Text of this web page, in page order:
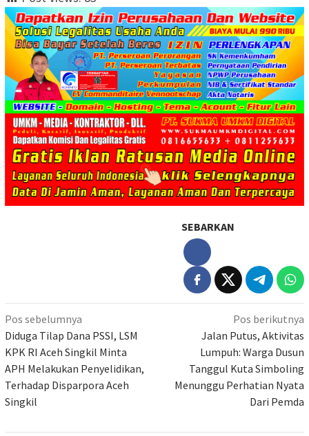
SEBARKAN
Navigasi
pos
Pos sebelumnya
Diduga Tilap Dana PSSI, LSM
KPK RI Aceh Singkil Minta
APH Melakukan Penyelidikan,
Terhadap Disparpora Aceh
Singkil
Pos berikutnya
Jalan Putus, Aktivitas
Lumpuh: Warga Dusun
Tanggul Kuta Simboling
Menunggu Perhatian Nyata
Dari Pemda